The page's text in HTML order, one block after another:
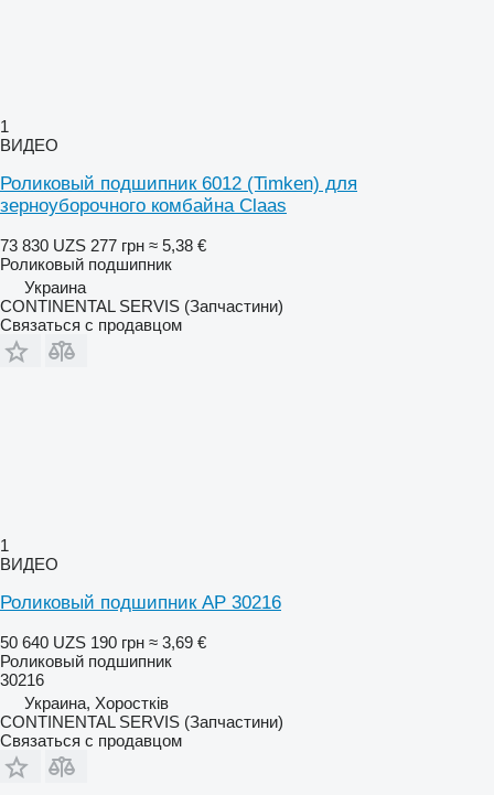
1
ВИДЕО
Роликовый подшипник 6012 (Timken) для
зерноуборочного комбайна Claas
73 830 UZS 277 грн ≈ 5,38 €
Роликовый подшипник
Украина
CONTINENTAL SERVIS (Запчастини)
Связаться с продавцом
1
ВИДЕО
Роликовый подшипник AP 30216
50 640 UZS 190 грн ≈ 3,69 €
Роликовый подшипник
30216
Украина, Хоростків
CONTINENTAL SERVIS (Запчастини)
Связаться с продавцом